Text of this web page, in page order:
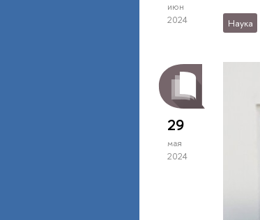
июн
2024
Наука
29
мая
2024